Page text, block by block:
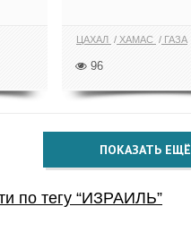
ЦАХАЛ ХАМАС ГАЗА
96
ПОКАЗАТЬ ЕЩЁ
по тегу “ИЗРАИЛЬ”